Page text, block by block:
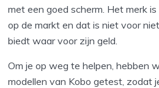
met een goed scherm. Het merk
op de markt en dat is niet voor
biedt waar voor zijn geld.
Om je op weg te helpen, hebben
modellen van Kobo getest, zodat